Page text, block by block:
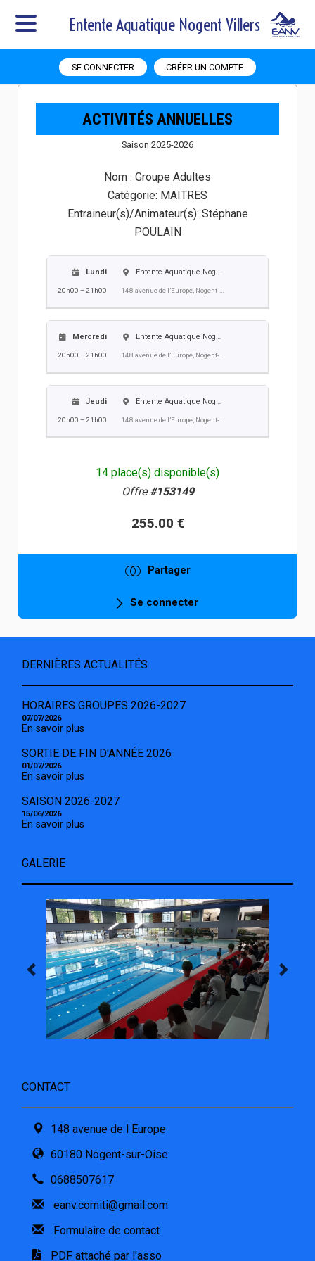
Entente Aquatique Nogent Villers
SE CONNECTER CRÉER UN COMPTE
ACTIVITÉS ANNUELLES
Saison 2025-2026
Nom : Groupe Adultes
Catégorie: MAITRES
Entraineur(s)/Animateur(s): Stéphane
POULAIN
Lundi
20h00 – 21h00
Entente Aquatique Nogent Villers EANV
148 avenue de l’Europe, Nogent-sur-Oise
Mercredi
20h00 – 21h00
Entente Aquatique Nogent Villers EANV
148 avenue de l’Europe, Nogent-sur-Oise
Jeudi
20h00 – 21h00
Entente Aquatique Nogent Villers EANV
148 avenue de l’Europe, Nogent-sur-Oise
14 place(s) disponible(s)
Offre#153149
255.00 €
Partager
Se connecter
DERNIÈRES ACTUALITÉS
HORAIRES GROUPES 2026-2027
07/07/2026
En savoir plus
SORTIE DE FIN D'ANNÉE 2026
01/07/2026
En savoir plus
SAISON 2026-2027
15/06/2026
En savoir plus
GALERIE
CONTACT
148 avenue de l Europe
60180 Nogent-sur-Oise
0688507617
eanv.comiti@gmail.com
Formulaire de contact
PDF attaché par l'asso